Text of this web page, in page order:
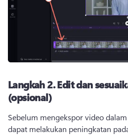
Langkah 2.Edit dan
(opsional)
Sebelum mengekspor video
dapat melakukan peningkatan